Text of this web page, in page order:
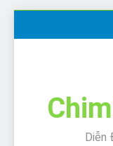
Diễn